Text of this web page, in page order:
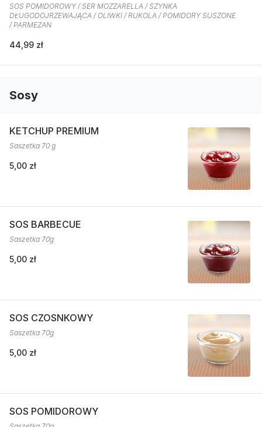
SOS POMIDOROWY / SER MOZZARELLA / SZYNKA
DŁUGODOJRZEWAJĄCA / OLIWKI / RUKOLA / POMIDORY SUSZONE
/ PARMEZAN
44,99 zł
Sosy
KETCHUP PREMIUM
Saszetka 70 g
5,00 zł
SOS BARBECUE
Saszetka 70g
5,00 zł
SOS CZOSNKOWY
Saszetka 70g
5,00 zł
SOS POMIDOROWY